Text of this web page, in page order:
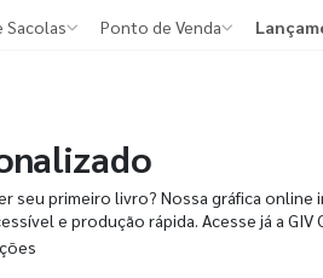
Sacolas Ponto de Venda
seu primeiro livro? Nossa gráfica online
e produção rápida. Acesse já a GIV